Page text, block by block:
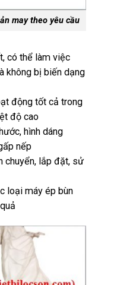
may theo yêu cầu
có thể làm việc
không bị biến dạng
động tốt cả trong
độ cao
hình dáng
nếp
chuyển, lắp đặt, sử
loại máy ép bùn